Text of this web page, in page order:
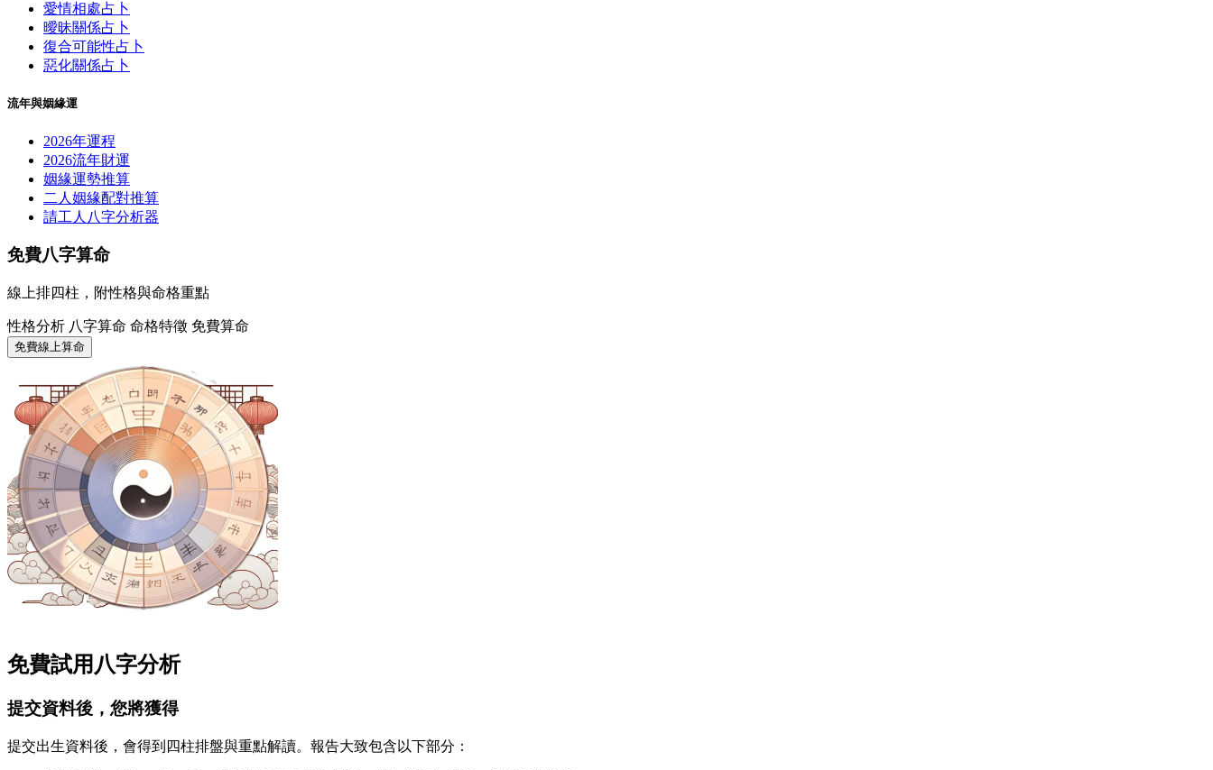
愛情相處占卜
曖昧關係占卜
復合可能性占卜
惡化關係占卜
流年與姻緣運
2026年運程
2026流年財運
姻緣運勢推算
二人姻緣配對推算
請工人八字分析器
免費八字算命
線上排四柱，附性格與命格重點
性格分析 八字算命 命格特徵 免費算命
免費線上算命
免費試用八字分析
提交資料後，您將獲得
提交出生資料後，會得到四柱排盤與重點解讀。報告大致包含以下部分：